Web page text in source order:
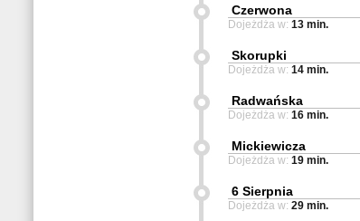
Czerwona
Dojeżdża w: 13 min.
Skorupki
Dojeżdża w: 14 min.
Radwańska
Dojeżdża w: 16 min.
Mickiewicza
Dojeżdża w: 19 min.
6 Sierpnia
Dojeżdża w: 29 min.